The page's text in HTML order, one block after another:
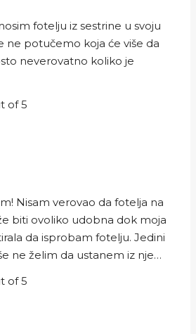
fotelju iz sestrine u svoju
ne potučemo koja će više da
neverovatno koliko je
of 5
Nisam verovao da fotelja na
biti ovoliko udobna dok moja
da isprobam fotelju. Jedini
ne želim da ustanem iz nje…
of 5